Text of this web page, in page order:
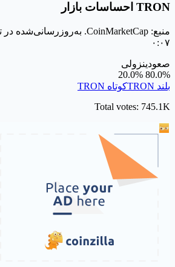
TRON احساسات بازار
۰:۰۷
صعودینزولی
80.0%
20.0%
بلند TRON
کوتاه TRON
Total votes: 745.1K